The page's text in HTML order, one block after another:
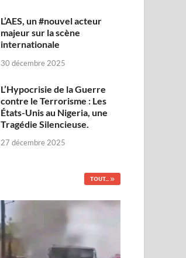
L’AES, un #nouvel acteur
majeur sur la scène
internationale
30 décembre 2025
L’Hypocrisie de la Guerre
contre le Terrorisme : Les
États-Unis au Nigeria, une
Tragédie Silencieuse.
27 décembre 2025
TOUT...